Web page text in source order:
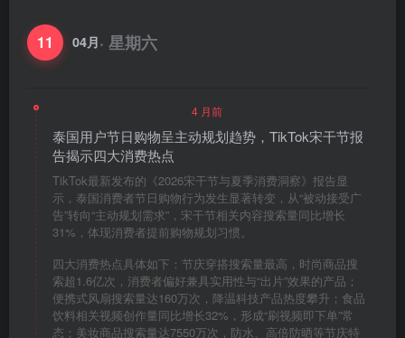
11 04月· 星期六
4 月前
泰国用户节日购物呈主动规划趋势，TikTok宋干节报
告揭示四大消费热点
TikTok最新发布的《2026宋干节与夏季消费洞察》报告显
示，泰国消费者节日购物行为发生显著转变，从“被动接受广
告”转向“主动规划需求”，宋干节相关内容搜索量同比增长
31%，体现消费者提前购物规划习惯。
四大消费热点具体如下：节庆穿搭搜索量最高，时尚商品搜
索超1.6亿次，消费者偏好兼具实用性与“出片”效果的产品；
便携式风扇搜索量达160万次，降温科技产品热度攀升；食品
饮料相关视频创作量同比增长32%，形成“刷视频即下单”常
态；美妆商品搜索量达7550万次，防水、高倍防晒等节庆特